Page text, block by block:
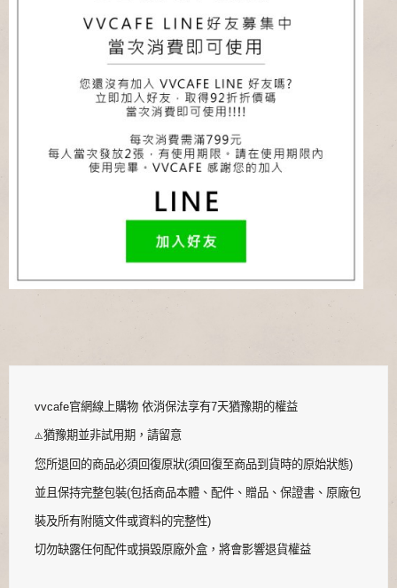
vvcafe官網線上購物 依消保法享有7天猶豫期的權益
⚠️猶豫期並非試用期，請留意
您所退回的商品必須回復原狀(須回復至商品到貨時的原始狀態)
並且保持完整包裝(包括商品本體、配件、贈品、保證書、原廠包
裝及所有附隨文件或資料的完整性)
切勿缺露任何配件或損毀原廠外盒，將會影響退貨權益